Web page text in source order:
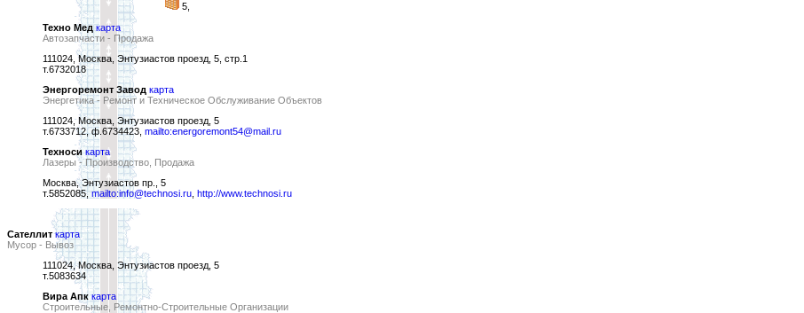
5,
Техно Мед карта
Автозапчасти - Продажа
111024, Москва, Энтузиастов проезд, 5, стр.1
т.6732018
Энергоремонт Завод карта
Энергетика - Ремонт и Техническое Обслуживание Объектов
111024, Москва, Энтузиастов проезд, 5
т.6733712, ф.6734423, mailto:energoremont54@mail.ru
Техноси карта
Лазеры - Производство, Продажа
Москва, Энтузиастов пр., 5
т.5852085,mailto:info@technosi.ru http://www.technosi.ru
Сателлит карта
Мусор - Вывоз
111024, Москва, Энтузиастов проезд, 5
т.5083634
Вира Апк карта
Строительные, Ремонтно-Строительные Организации